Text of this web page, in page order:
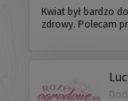
Kwiat był bardzo
zdrowy. Polecam